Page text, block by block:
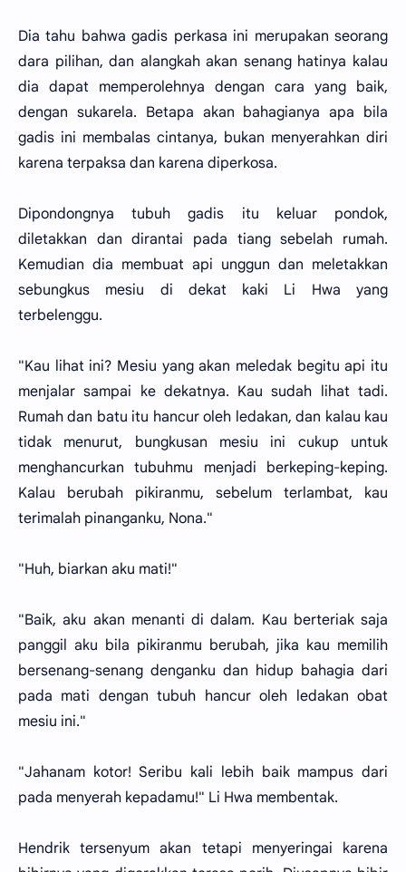
Dia tahu bahwa gadis perkasa ini merupakan seorang
dara pilihan, dan alangkah akan senang hatinya kalau
dia dapat memperolehnya dengan cara yang baik,
dengan sukarela. Betapa akan bahagianya apa bila
gadis ini membalas cintanya, bukan menyerahkan diri
karena terpaksa dan karena diperkosa.
Dipondongnya tubuh gadis itu keluar pondok,
diletakkan dan dirantai pada tiang sebelah rumah.
Kemudian dia membuat api unggun dan meletakkan
sebungkus mesiu di dekat kaki Li Hwa yang
terbelenggu.
"Kau lihat ini? Mesiu yang akan meledak begitu api itu
menjalar sampai ke dekatnya. Kau sudah lihat tadi.
Rumah dan batu itu hancur oleh ledakan, dan kalau kau
tidak menurut, bungkusan mesiu ini cukup untuk
menghancurkan tubuhmu menjadi berkeping-keping.
Kalau berubah pikiranmu, sebelum terlambat, kau
terimalah pinanganku, Nona."
"Huh, biarkan aku mati!"
"Baik, aku akan menanti di dalam. Kau berteriak saja
panggil aku bila pikiranmu berubah, jika kau memilih
bersenang-senang denganku dan hidup bahagia dari
pada mati dengan tubuh hancur oleh ledakan obat
mesiu ini."
"Jahanam kotor! Seribu kali lebih baik mampus dari
pada menyerah kepadamu!" Li Hwa membentak.
Hendrik tersenyum akan tetapi menyeringai karena